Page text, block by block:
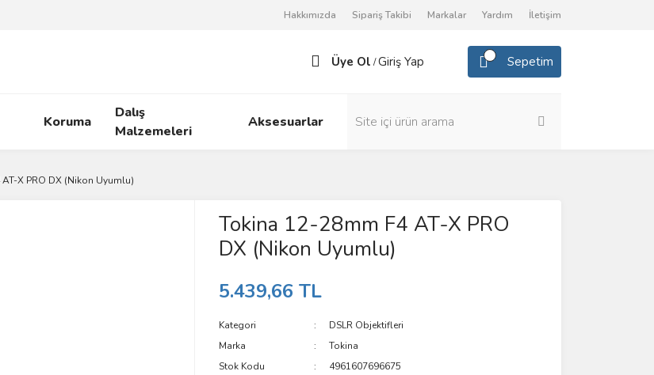
Hakkımızda Sipariş Takibi Markalar Yardım İletişim
Üye Ol /Giriş Yap Sepetim
Koruma
Dalış
Malzemeleri
Aksesuarlar
X PRO DX (Nikon Uyumlu)
Tokina 12-28mm F4 AT-X PRO
DX (Nikon Uyumlu)
5.439,66 TL
Kategori
DSLR Objektifleri
Marka
Tokina
Stok Kodu
4961607696675